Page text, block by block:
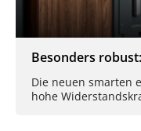
Besonders
Die neuen smarten
hohe